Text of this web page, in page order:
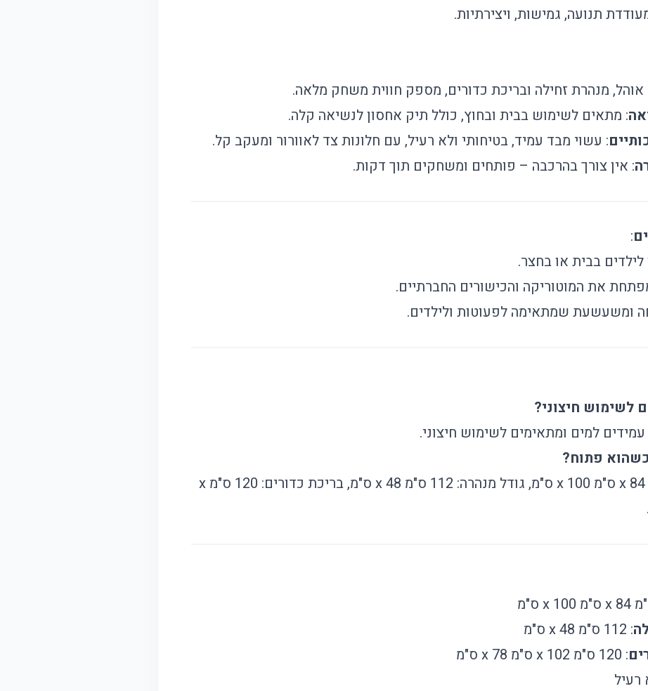
תנועה, גמישות, ויצירתיות.
אוהל, מנהרת זחילה ובריכת כדורים, מספק חווית משחק מלאה.
: מתאים לשימוש בבית ובחוץ, כולל תיק אחסון לנשיאה קלה.
: עשוי מבד עמיד, בטיחותי ולא רעיל, עם חלונות צד לאוורור ומעקב קל.
: אין צורך בהרכבה – פותחים ומשחקים תוך דקות.
:
בבית או בחצר.
את המוטוריקה והכישורים החברתיים.
ומשעשעת שמתאימה לפעוטות ולילדים.
לשימוש חיצוני?
למים ומתאימים לשימוש חיצוני.
פתוח?
גודל אוהל: 84 ס"מ x 84 ס"מ x 100 ס"מ, גודל מנהרה: 112 ס"מ x 48 ס"מ, בריכת כדורים: 120 ס"מ x
: 112 ס"מ x 48 ס"מ
: 120 ס"מ x 102 ס"מ x 78 ס"מ
רעיל